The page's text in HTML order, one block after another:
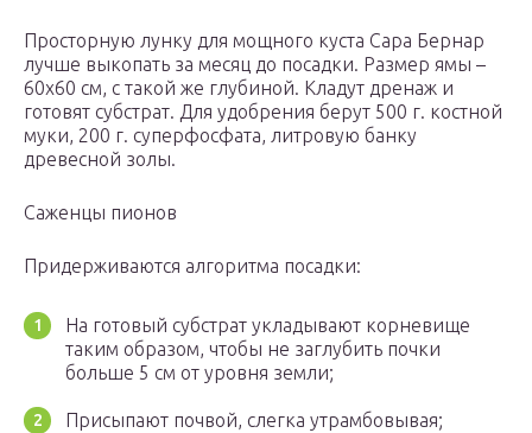
Просторную лунку для мощного куста Сара Бернар
лучше выкопать за месяц до посадки. Размер ямы –
60х60 см, с такой же глубиной. Кладут дренаж и
готовят субстрат. Для удобрения берут 500 г. костной
муки, 200 г. суперфосфата, литровую банку
древесной золы.
Саженцы пионов
Придерживаются алгоритма посадки:
На готовый субстрат укладывают корневище
таким образом, чтобы не заглубить почки
больше 5 см от уровня земли;
Присыпают почвой, слегка утрамбовывая;